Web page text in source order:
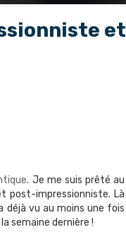
et
. Je me suis prêté au
post-impressionniste. Là
déjà vu au moins une fois
semaine dernière !